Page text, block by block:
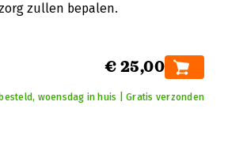
zullen bepalen.
€ 25,00
woensdag in huis | Gratis verzonden